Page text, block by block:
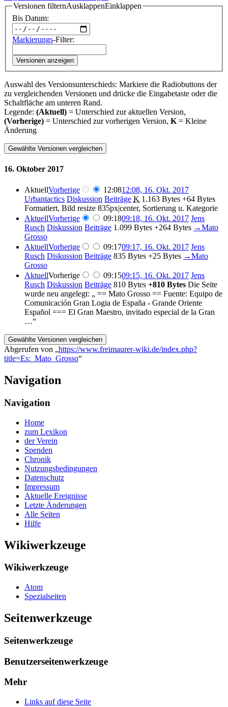
Versionen filternAusklappenEinklappen
Bis Datum:
Markierungs-Filter:
Versionen anzeigen
Auswahl des Versionsunterschieds: Markiere die Radiobuttons der
zu vergleichenden Versionen und drücke die Eingabetaste oder die
Schaltfläche am unteren Rand.
Legende: (Aktuell) = Unterschied zur aktuellen Version,
(Vorherige) = Unterschied zur vorherigen Version, K = Kleine
Änderung
16. Oktober 2017
AktuellVorherige 12:0812:08, 16. Okt. 2017
Urbantactics Diskussion Beiträge K 1.163 Bytes +64 Bytes
Formatiert, Bild resize 835px|center, Sortierung u. Kategorie
AktuellVorherige 09:1809:18, 16. Okt. 2017 Jens
Rusch Diskussion Beiträge 1.099 Bytes +264 Bytes →‎Mato
Grosso
AktuellVorherige 09:1709:17, 16. Okt. 2017 Jens
Rusch Diskussion Beiträge 835 Bytes +25 Bytes →‎Mato
Grosso
AktuellVorherige 09:1509:15, 16. Okt. 2017 Jens
Rusch Diskussion Beiträge 810 Bytes +810 Bytes Die Seite
wurde neu angelegt: „ == Mato Grosso == Fuente: Equipo de
Comunicación Gran Logia de España - Grande Oriente
Español === El Gran Maestro, invitado especial de la Gran
…“
Abgerufen von „https://www.freimaurer-wiki.de/index.php?
title=Es:_Mato_Grosso“
Navigation
Navigation
Home
zum Lexikon
der Verein
Spenden
Chronik
Nutzungsbedingungen
Datenschutz
Impressum
Aktuelle Ereignisse
Letzte Änderungen
Alle Seiten
Hilfe
Wikiwerkzeuge
Wikiwerkzeuge
Atom
Spezialseiten
Seitenwerkzeuge
Seitenwerkzeuge
Benutzerseitenwerkzeuge
Mehr
Links auf diese Seite